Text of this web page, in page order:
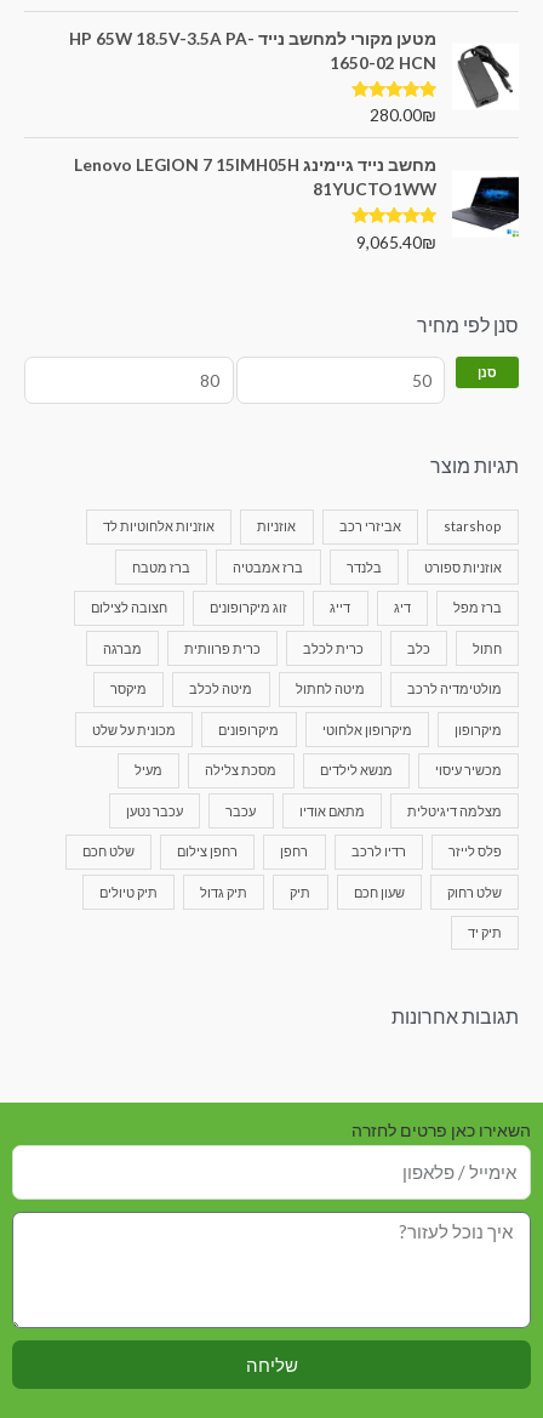
מטען מקורי למחשב נייד HP 65W 18.5V-3.5A PA-
1650-02 HCN
דורג5.00
280.00₪
מחשב נייד גיימינג Lenovo LEGION 7 15IMH05H
81YUCTO1WW
דורג5.00
9,065.40₪
סנן לפי מחיר
סנן
תגיות מוצר
starshop אביזרי רכב אוזניות אוזניות אלחוטיות לד
אוזניות ספורט בלנדר ברז אמבטיה ברז מטבח
ברז מפל דיג דייג זוג מיקרופונים חצובה לצילום
חתול כלב כרית לכלב כרית פרוותית מברגה
מולטימדיה לרכב מיטה לחתול מיטה לכלב מיקסר
מיקרופון מיקרופון אלחוטי מיקרופונים מכונית על שלט
מכשיר עיסוי מנשא לילדים מסכת צלילה מעיל
מצלמה דיגיטלית מתאם אודיו עכבר עכבר נטען
פלס לייזר רדיו לרכב רחפן רחפן צילום שלט חכם
שלט רחוק שעון חכם תיק תיק גדול תיק טיולים
תיק יד
תגובות אחרונות
השאירו כאן פרטים לחזרה
שליחה